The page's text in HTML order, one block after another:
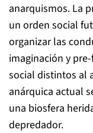
anarquismos. La
un orden social
organizar las
imaginación y
social distintos al
anárquica actual
una biosfera
depredador.